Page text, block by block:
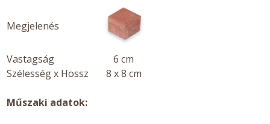
Megjelenés
Vastagság
6 cm
Szélesség x Hossz
8 x 8 cm
Műszaki adatok: